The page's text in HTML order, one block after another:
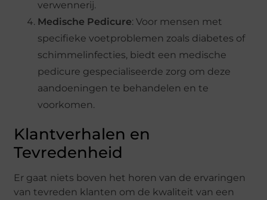
verwennerij.
Medische Pedicure: Voor mensen met
specifieke voetproblemen zoals diabetes of
schimmelinfecties, biedt een medische
pedicure gespecialiseerde zorg om deze
aandoeningen te behandelen en te
voorkomen.
Klantverhalen en
Tevredenheid
Er gaat niets boven het horen van de ervaringen
van tevreden klanten om de kwaliteit van een